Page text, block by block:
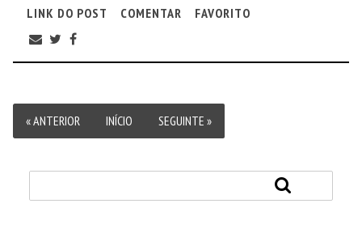
LINK DO POST COMENTAR FAVORITO
« ANTERIOR INÍCIO SEGUINTE »